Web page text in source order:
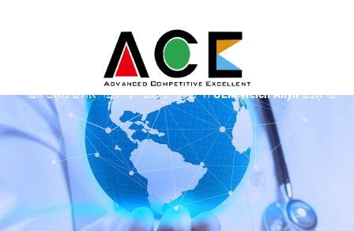
היים נייעס דער אולטימאַטיווער OEM Welch Allyn פּראָבע